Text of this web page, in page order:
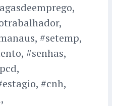
#setemp,
#senhas,
#cnh,